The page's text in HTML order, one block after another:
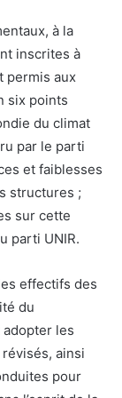
à la
inscrites à
permis aux
six points
du climat
par le parti
et faiblesses
structures ;
sur cette
parti UNIR.
effectifs des
du
les
ainsi
pour